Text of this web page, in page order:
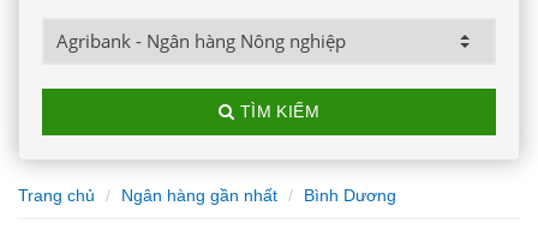
TÌM KIẾM
Trang chủ Ngân hàng gần nhất Bình Dương